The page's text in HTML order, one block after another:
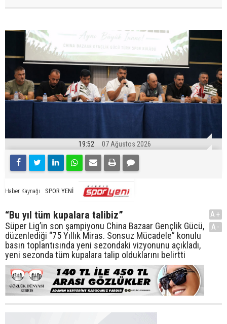
19:52 07 Ağustos 2026
Haber Kaynağı SPOR YENİ
“Bu yıl tüm kupalara talibiz”
Süper Lig’in son şampiyonu China Bazaar Gençlik Gücü,
düzenlediği “75 Yıllık Miras. Sonsuz Mücadele” konulu
basın toplantısında yeni sezondaki vizyonunu açıkladı,
yeni sezonda tüm kupalara talip olduklarını belirtti
A+
A-